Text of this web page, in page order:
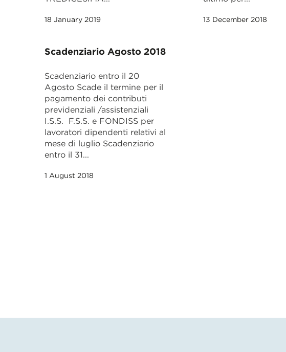
18 January 2019 13 December 2018
Scadenziario Agosto 2018
Scadenziario entro il 20
Agosto Scade il termine per il
pagamento dei contributi
previdenziali /assistenziali
I.S.S. F.S.S. e FONDISS per
lavoratori dipendenti relativi al
mese di luglio Scadenziario
entro il 31...
1 August 2018